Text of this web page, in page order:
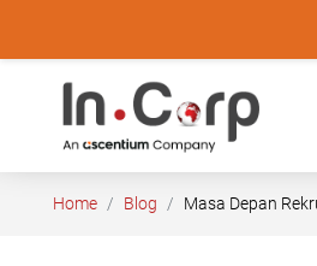
content
Home Blog Masa Depan